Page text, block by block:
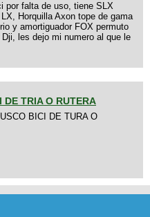
por falta de uso, tiene SLX
Horquilla Axon tope de gama
y amortiguador FOX permuto
les dejo mi numero al que le
DE TRIA O RUTERA
BICI DE TURA O